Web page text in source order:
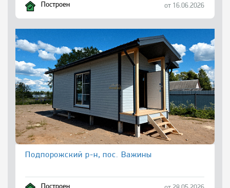
Построен от 16.06.2026
Подпорожский р-н, пос. Важины
Построен